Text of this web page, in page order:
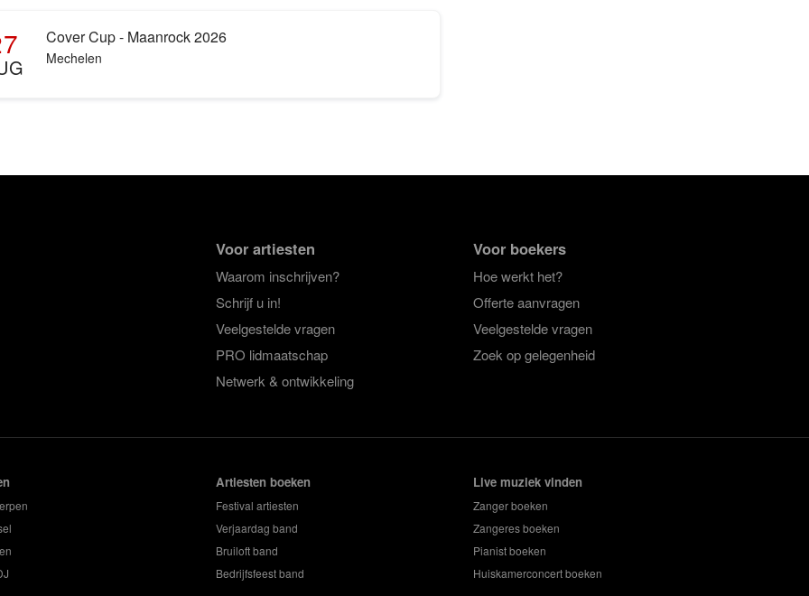
Cover Cup - Maanrock 2026
Mechelen
Voor artiesten
Waarom inschrijven?
Schrijf u in!
Veelgestelde vragen
PRO lidmaatschap
Netwerk & ontwikkeling
Voor boekers
Hoe werkt het?
Offerte aanvragen
Veelgestelde vragen
Zoek op gelegenheid
Artiesten boeken
Festival artiesten
Verjaardag band
Bruiloft band
Bedrijfsfeest band
Live muziek vinden
Zanger boeken
Zangeres boeken
Pianist boeken
Huiskamerconcert boeken